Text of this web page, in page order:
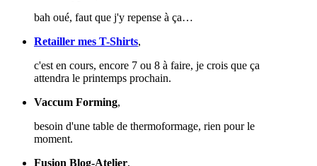
bah oué, faut que j'y repense à ça…
Retailler mes T-Shirts,
c'est en cours, encore 7 ou 8 à faire, je crois que ça
attendra le printemps prochain.
Vaccum Forming,
besoin d'une table de thermoformage, rien pour le
moment.
Fusion Blog-Atelier,